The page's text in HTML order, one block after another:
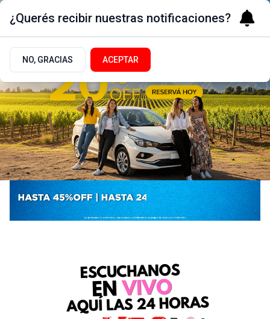
¿Querés recibir nuestras notificaciones?
NO, GRACIAS ACEPTAR